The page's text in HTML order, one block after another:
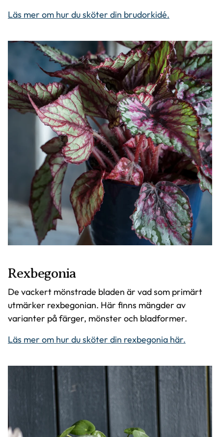
Läs mer om hur du sköter din brudorkidé.
Rexbegonia
De vackert mönstrade bladen är vad som primärt
utmärker rexbegonian. Här finns mängder av
varianter på färger, mönster och bladformer.
Läs mer om hur du sköter din rexbegonia här.